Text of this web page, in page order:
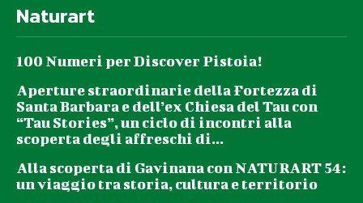
Naturart
100 Numeri per Discover Pistoia!
Aperture straordinarie della Fortezza di
Santa Barbara e dell’ex Chiesa del Tau con
“Tau Stories”, un ciclo di incontri alla
scoperta degli affreschi di...
Alla scoperta di Gavinana con NATURART 54:
un viaggio tra storia, cultura e territorio